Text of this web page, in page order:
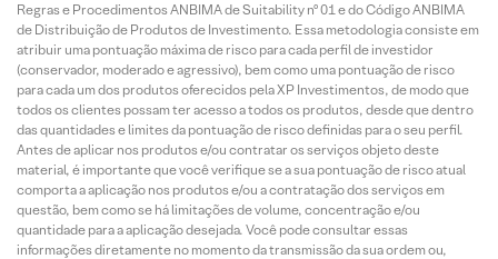
Regras e Procedimentos ANBIMA de Suitability nº 01 e do Código ANBIMA
de Distribuição de Produtos de Investimento. Essa metodologia consiste em
atribuir uma pontuação máxima de risco para cada perfil de investidor
(conservador, moderado e agressivo), bem como uma pontuação de risco
para cada um dos produtos oferecidos pela XP Investimentos, de modo que
todos os clientes possam ter acesso a todos os produtos, desde que dentro
das quantidades e limites da pontuação de risco definidas para o seu perfil.
Antes de aplicar nos produtos e/ou contratar os serviços objeto deste
material, é importante que você verifique se a sua pontuação de risco atual
comporta a aplicação nos produtos e/ou a contratação dos serviços em
questão, bem como se há limitações de volume, concentração e/ou
quantidade para a aplicação desejada. Você pode consultar essas
informações diretamente no momento da transmissão da sua ordem ou,